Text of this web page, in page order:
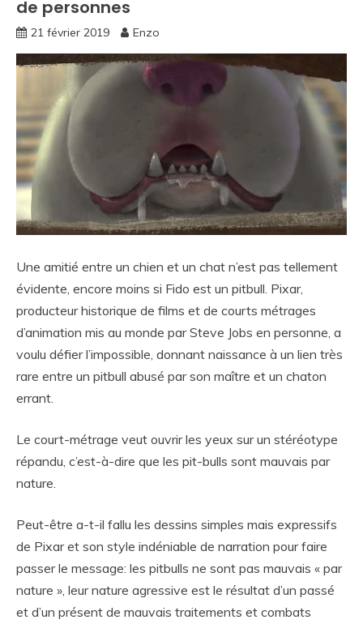
de personnes
21 février 2019 Enzo
Une amitié entre un chien et un chat n’est pas tellement
évidente, encore moins si Fido est un pitbull. Pixar,
producteur historique de films et de courts métrages
d’animation mis au monde par Steve Jobs en personne, a
voulu défier l’impossible, donnant naissance à un lien très
rare entre un pitbull abusé par son maître et un chaton
errant.
Le court-métrage veut ouvrir les yeux sur un stéréotype
répandu, c’est-à-dire que les pit-bulls sont mauvais par
nature.
Peut-être a-t-il fallu les dessins simples mais expressifs
de Pixar et son style indéniable de narration pour faire
passer le message: les pitbulls ne sont pas mauvais « par
nature », leur nature agressive est le résultat d’un passé
et d’un présent de mauvais traitements et combats